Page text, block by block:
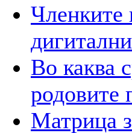
Членките
Во каква
родовите
Матрица